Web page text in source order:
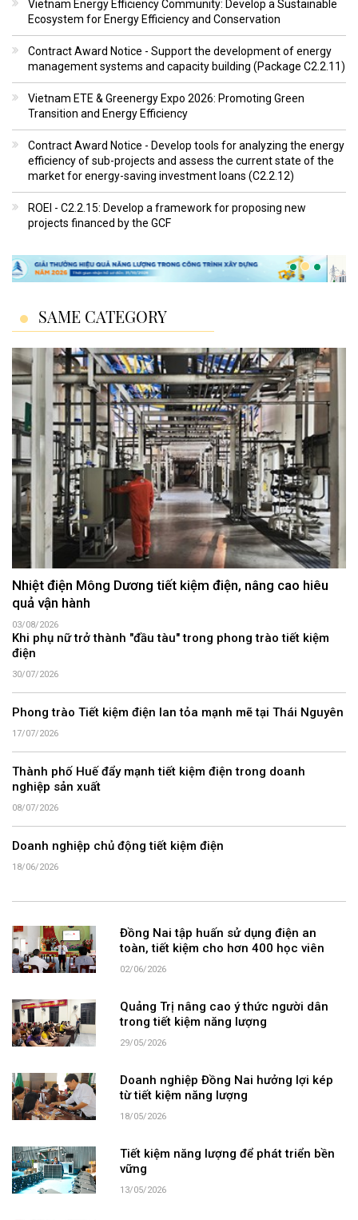
Vietnam Energy Efficiency Community: Develop a Sustainable
Ecosystem for Energy Efficiency and Conservation
Contract Award Notice - Support the development of energy
management systems and capacity building (Package C2.2.11)
Vietnam ETE & Greenergy Expo 2026: Promoting Green
Transition and Energy Efficiency
Contract Award Notice - Develop tools for analyzing the energy
efficiency of sub-projects and assess the current state of the
market for energy-saving investment loans (C2.2.12)
ROEI - C2.2.15: Develop a framework for proposing new
projects financed by the GCF
SAME CATEGORY
Nhiệt điện Mông Dương tiết kiệm điện, nâng cao hiêu
quả vận hành
03/08/2026
Khi phụ nữ trở thành "đầu tàu" trong phong trào tiết kiệm
điện
30/07/2026
Phong trào Tiết kiệm điện lan tỏa mạnh mẽ tại Thái Nguyên
17/07/2026
Thành phố Huế đẩy mạnh tiết kiệm điện trong doanh
nghiệp sản xuất
08/07/2026
Doanh nghiệp chủ động tiết kiệm điện
18/06/2026
Đồng Nai tập huấn sử dụng điện an
toàn, tiết kiệm cho hơn 400 học viên
02/06/2026
Quảng Trị nâng cao ý thức người dân
trong tiết kiệm năng lượng
29/05/2026
Doanh nghiệp Đồng Nai hưởng lợi kép
từ tiết kiệm năng lượng
18/05/2026
Tiết kiệm năng lượng để phát triển bền
vững
13/05/2026